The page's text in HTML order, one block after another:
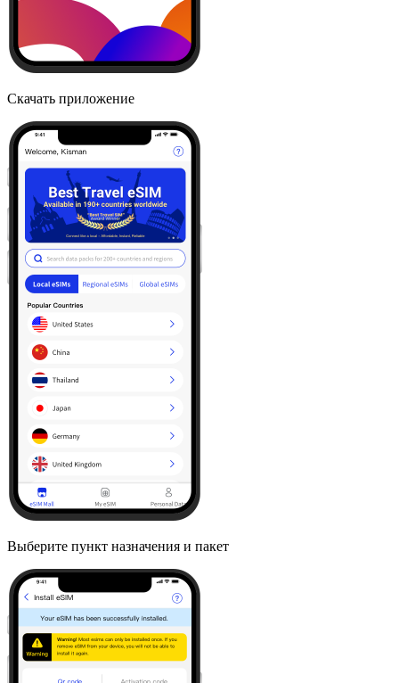
Скачать приложение
Выберите пункт назначения и пакет